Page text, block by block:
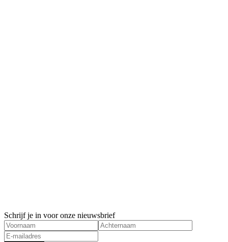
Schrijf je in voor onze nieuwsbrief